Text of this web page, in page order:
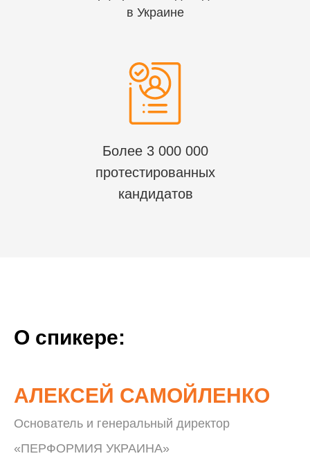
в Украине
Более 3 000 000
протестированных
кандидатов
О спикере:
АЛЕКСЕЙ САМОЙЛЕНКО
Основатель и генеральный директор
«ПЕРФОРМИЯ УКРАИНА»